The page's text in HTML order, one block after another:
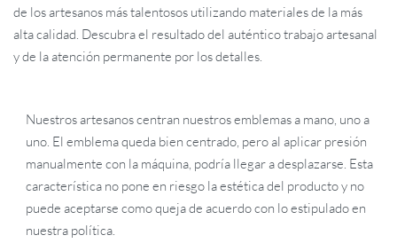
de los artesanos más talentosos utilizando materiales de la más
alta calidad. Descubra el resultado del auténtico trabajo artesanal
y de la atención permanente por los detalles.
Nuestros artesanos centran nuestros emblemas a mano, uno a
uno. El emblema queda bien centrado, pero al aplicar presión
manualmente con la máquina, podría llegar a desplazarse. Esta
característica no pone en riesgo la estética del producto y no
puede aceptarse como queja de acuerdo con lo estipulado en
nuestra política.